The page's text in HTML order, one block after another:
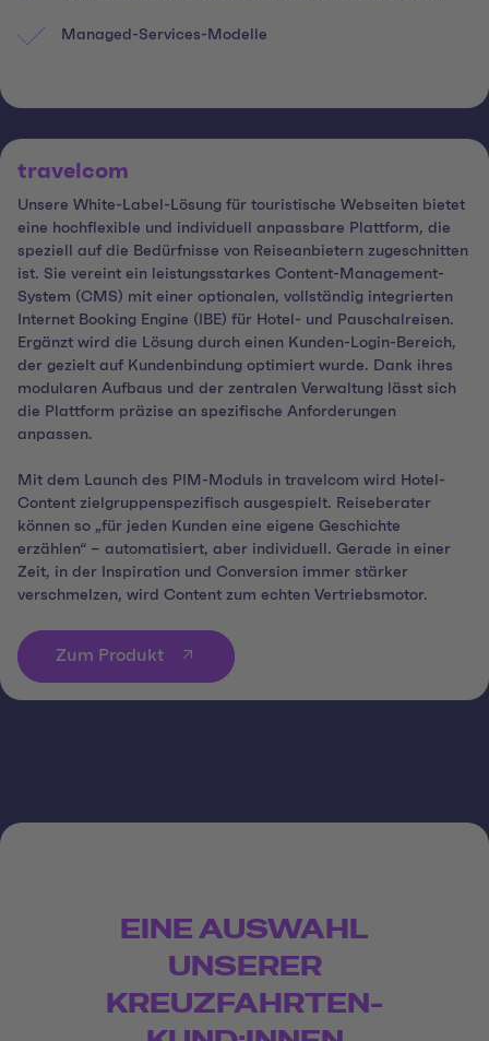
Managed-Services-Modelle
travelcom
Unsere White-Label-Lösung für touristische Webseiten bietet
eine hochflexible und individuell anpassbare Plattform, die
speziell auf die Bedürfnisse von Reiseanbietern zugeschnitten
ist. Sie vereint ein leistungsstarkes Content-Management-
System (CMS) mit einer optionalen, vollständig integrierten
Internet Booking Engine (IBE) für Hotel- und Pauschalreisen.
Ergänzt wird die Lösung durch einen Kunden-Login-Bereich,
der gezielt auf Kundenbindung optimiert wurde. Dank ihres
modularen Aufbaus und der zentralen Verwaltung lässt sich
die Plattform präzise an spezifische Anforderungen
anpassen.
Mit dem Launch des PIM-Moduls in travelcom wird Hotel-
Content zielgruppenspezifisch ausgespielt. Reiseberater
können so „für jeden Kunden eine eigene Geschichte
erzählen“ – automatisiert, aber individuell. Gerade in einer
Zeit, in der Inspiration und Conversion immer stärker
verschmelzen, wird Content zum echten Vertriebsmotor.
Zum Produkt
EINE AUSWAHL
UNSERER
KREUZFAHRTEN-